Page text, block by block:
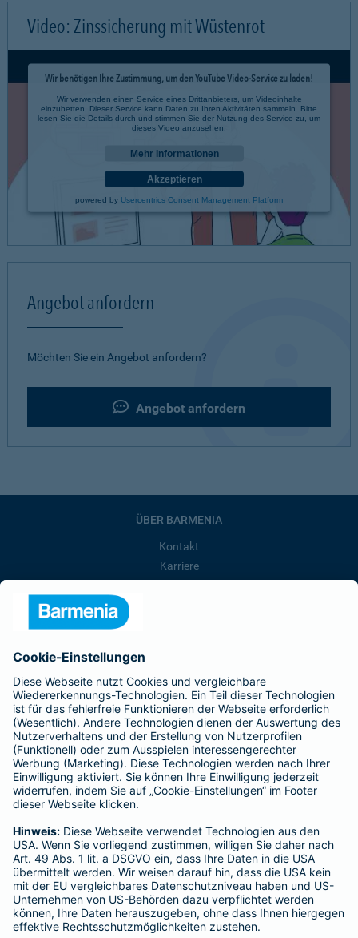
Video: Zinssicherung mit Wüstenrot
Wir benötigen Ihre Zustimmung, um den YouTube Video-Service zu laden!
Wir verwenden einen Service eines Drittanbieters, um Videoinhalte
einzubetten. Dieser Service kann Daten zu Ihren Aktivitäten sammeln. Bitte
lesen Sie die Details durch und stimmen Sie der Nutzung des Service zu, um
dieses Video anzusehen.
Mehr Informationen
Akzeptieren
powered by Usercentrics Consent Management Platform
Angebot anfordern
Möchten Sie ein Angebot anfordern?
Angebot anfordern
ÜBER BARMENIA
Kontakt
Karriere
Presse
Barmenia ist Teil der BarmeniaGothaer
BELIEBTE SEITEN
Kranken-Zusatzversicherung
Tierversicherungen
Haftpflichtversicherung
Hausratversicherung
Adresse ändern
Schaden melden
Kilometerstandsmeldung
Serviceübersicht